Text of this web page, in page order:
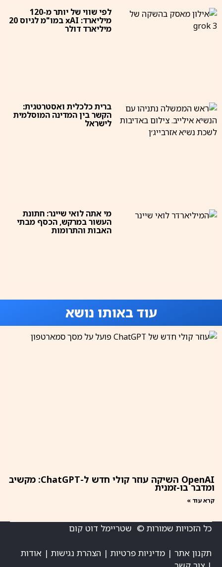
לפי שווי של יותר מ-120
מיליארד: xAI במו"מ לגיוס 20
מיליארד דולר
ברית כלכלית ואסטרטגית:
הקשר בין המדינה המוסלמית
לישראל
מי אתה לואי שיינר: חתונת
העשור במרקש, הכסף מבתי
האבות והתרומות
עוד באותו נושא
OpenAI השיקה עוזר קולי חדש ל-ChatGPT: מקשיב
ומדבר בו-זמנית
קרא עוד »
כל הזכויות שמורות © שטריימל דוט קום
תקנון אתר |מדיניות פרטיות | הצהרת נגישות | אודות